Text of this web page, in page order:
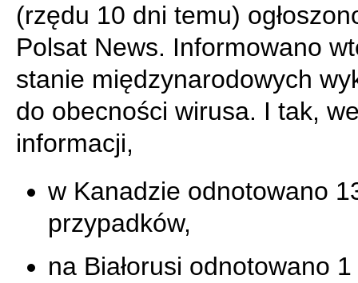
(rzędu 10 dni temu)
Polsat News. Informowano
stanie międzynarodowych
do obecności wirusa. I tak,
informacji,
w Kanadzie odnotowano
przypadków,
na Białorusi odnotowano 1